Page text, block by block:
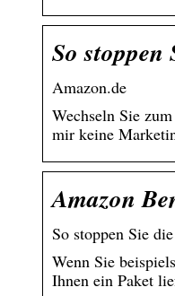
So
Amazon.de
Wechseln Sie
mir keine
Amazon
So stoppen Sie
Wenn Sie
Ihnen ein Paket